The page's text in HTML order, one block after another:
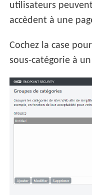
utilisateurs
accèdent à une
Cochez la case
sous-catégorie à